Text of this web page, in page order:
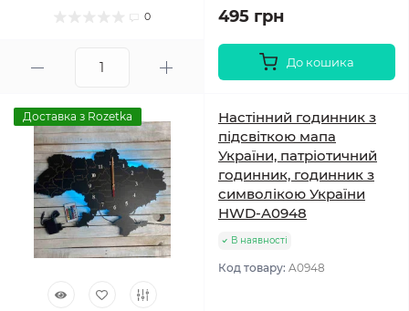
0 495 грн
До кошика
Доставка з Rozetka
Настінний годинник з
підсвіткою мапа
України, патріотичний
годинник, годинник з
символікою України
HWD-A0948
В наявності
Код товару: A0948